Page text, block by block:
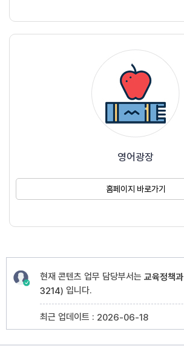
영어광장
홈페이지 바로가기
현재 콘텐츠 업무 담당부서는 교육정책과
3214) 입니다.
최근 업데이트 : 2026-06-18